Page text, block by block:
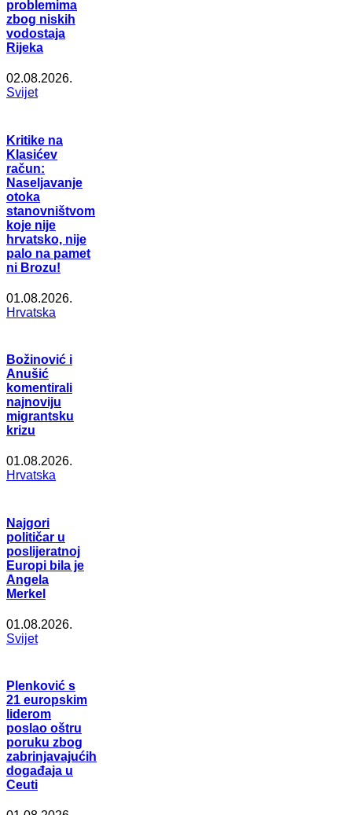
problemima
zbog niskih
vodostaja
Rijeka
02.08.2026.
Svijet
Kritike na
Klasićev
račun:
Naseljavanje
otoka
stanovništvom
koje nije
hrvatsko, nije
palo na pamet
ni Brozu!
01.08.2026.
Hrvatska
Božinović i
Anušić
komentirali
najnoviju
migrantsku
krizu
01.08.2026.
Hrvatska
Najgori
političar u
poslijeratnoj
Europi bila je
Angela
Merkel
01.08.2026.
Svijet
Plenković s
21 europskim
liderom
poslao oštru
poruku zbog
zabrinjavajućih
događaja u
Ceuti